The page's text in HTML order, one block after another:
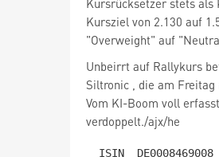
Kursrücksetzer stets als
Kursziel von 2.130 auf
"Overweight" auf
Unbeirrt auf Rallykurs
Siltronic , die am Freitag
Vom KI-Boom voll
verdoppelt./ajx/he